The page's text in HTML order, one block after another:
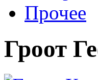
Прочее
Гроот